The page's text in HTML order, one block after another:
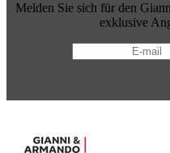
Melden Sie sich für den
exklusive